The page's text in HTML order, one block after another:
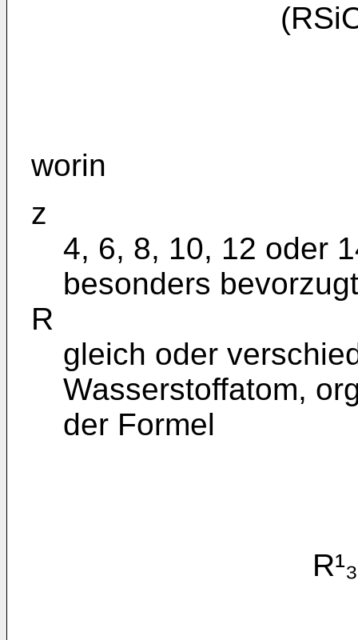
worin
z
4, 6, 8, 10, 12 oder
besonders
R
gleich oder
Wasserstoffatom,
der Formel